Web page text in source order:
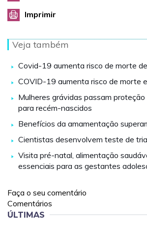
Imprimir
Veja também
Covid-19 aumenta risco de morte
COVID-19 aumenta risco de morte
Mulheres grávidas passam
para recém-nascidos
Benefícios da amamentação
Cientistas desenvolvem teste de
Visita pré-natal, alimentação
essenciais para as gestantes
Faça o seu comentário
Comentários
ÚLTIMAS